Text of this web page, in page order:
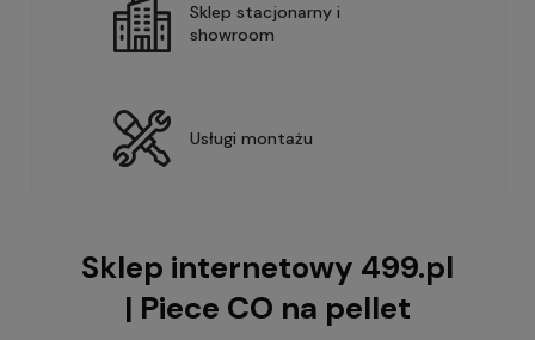
Sklep stacjonarny i
showroom
Usługi montażu
Sklep internetowy 499.pl
| Piece CO na pellet